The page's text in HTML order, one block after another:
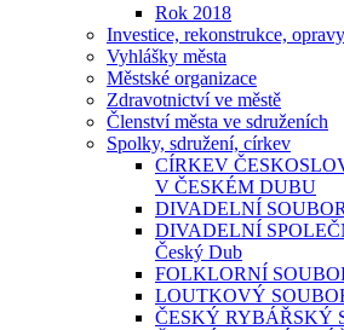
Rok 2018
Investice, rekonstrukce, opravy
Vyhlášky města
Městské organizace
Zdravotnictví ve městě
Členství města ve sdruženích
Spolky, sdružení, církev
CÍRKEV
V ČESKÉM DUBU
DIVADELNÍ
DIVADELNÍ
Český Dub
FOLKLORNÍ
LOUTKOVÝ
ČESKÝ RYBÁŘSKÝ